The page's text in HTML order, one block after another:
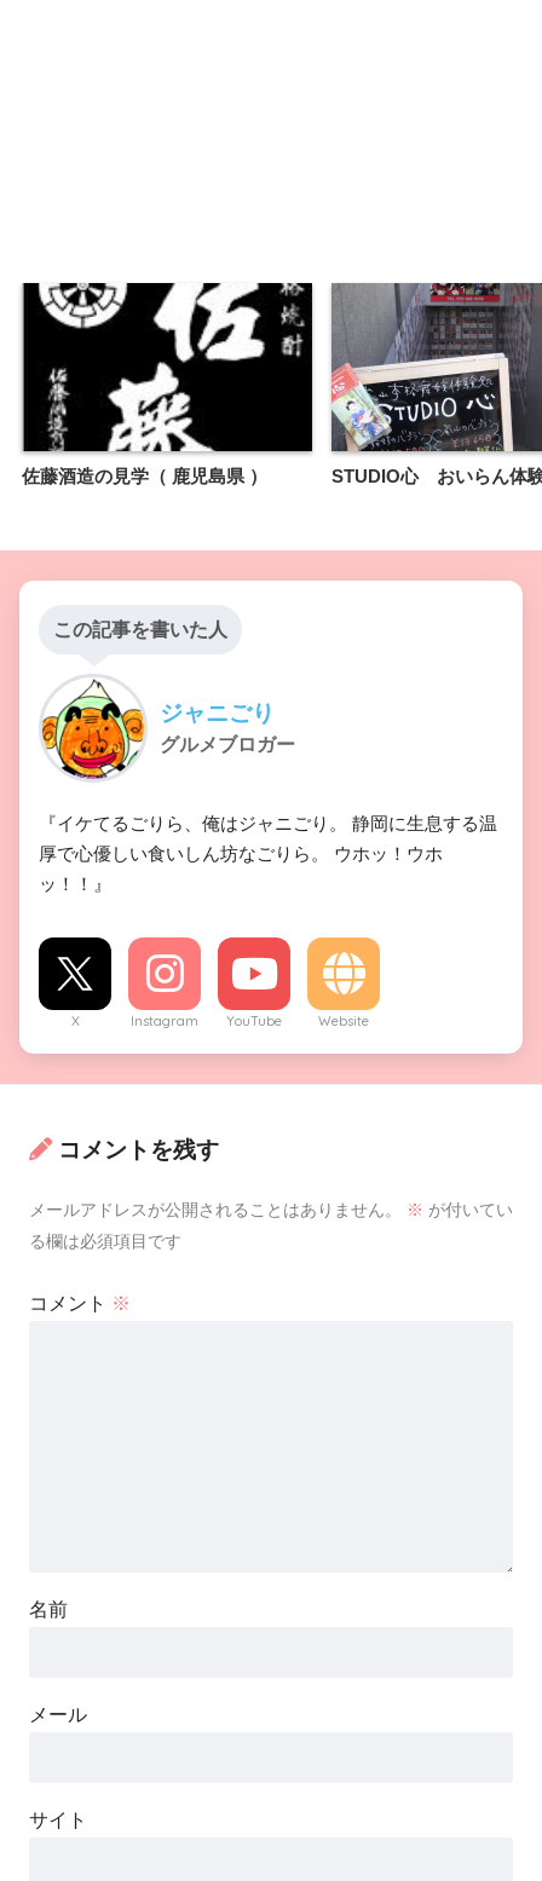
佐藤酒造の見学（ 鹿児島県 ） STUDIO心 おいらん体
この記事を書いた人
ジャニごり
グルメブロガー
『イケてるごりら、俺はジャニごり。 静岡に生息する温
厚で心優しい食いしん坊なごりら。 ウホッ！ウホ
ッ！！』
X Instagram YouTube Website
コメントを残す
メールアドレスが公開されることはありません。 ※ が付いてい
る欄は必須項目です
コメント ※
名前
メール
サイト